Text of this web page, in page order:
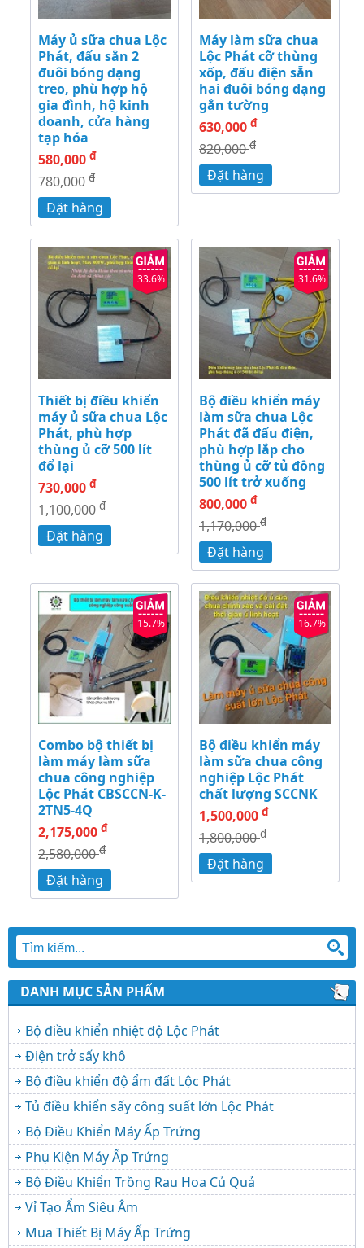
Máy ủ sữa chua Lộc
Phát, đấu sẵn 2
đuôi bóng dạng
treo, phù hợp hộ
gia đình, hộ kinh
doanh, cửa hàng
tạp hóa
580,000 đ
780,000đ
Đặt hàng
Máy làm sữa chua
Lộc Phát cỡ thùng
xốp, đấu điện sẵn
hai đuôi bóng dạng
gắn tường
630,000 đ
820,000đ
Đặt hàng
33.6%
Thiết bị điều khiển
máy ủ sữa chua Lộc
Phát, phù hợp
thùng ủ cỡ 500 lít
đổ lại
730,000 đ
1,100,000đ
Đặt hàng
31.6%
Bộ điều khiển máy
làm sữa chua Lộc
Phát đã đấu điện,
phù hợp lắp cho
thùng ủ cỡ tủ đông
500 lít trở xuống
800,000 đ
1,170,000đ
Đặt hàng
15.7%
Combo bộ thiết bị
làm máy làm sữa
chua công nghiệp
Lộc Phát CBSCCN-K-
2TN5-4Q
2,175,000 đ
2,580,000đ
Đặt hàng
16.7%
Bộ điều khiển máy
làm sữa chua công
nghiệp Lộc Phát
chất lượng SCCNK
1,500,000 đ
1,800,000đ
Đặt hàng
DANH MỤC SẢN PHẨM
Bộ điều khiển nhiệt độ Lộc Phát
Điện trở sấy khô
Bộ điều khiển độ ẩm đất Lộc Phát
Tủ điều khiển sấy công suất lớn Lộc Phát
Bộ Điều Khiển Máy Ấp Trứng
Phụ Kiện Máy Ấp Trứng
Bộ Điều Khiển Trồng Rau Hoa Củ Quả
Vỉ Tạo Ẩm Siêu Âm
Mua Thiết Bị Máy Ấp Trứng